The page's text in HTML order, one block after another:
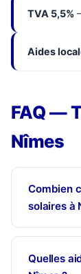
TVA 5,5%
Aides
FAQ —
Nîmes
Combien
solaires à
Quelles